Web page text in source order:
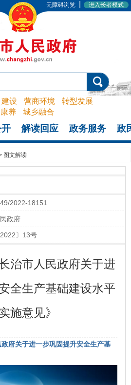
无障碍浏览 进入长者模式
设 营商环境
转型发展
养
城乡融合
解读回应 政务服务 政
图文解读
2022-18151
政府
〕13号
治市人民政府关于进
全生产基础建设水平
施意见》
府关于进一步巩固提升安全生产基